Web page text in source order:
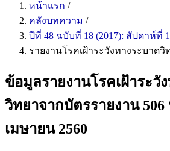
หน้าแรก /
คลังบทความ /
ปีที่ 48 ฉบับที่ 18 (2017): สัปดาห์ที่
รายงานโรคเฝ้าระวังทางระบาดวิ
ข้อมูลรายงานโรคเฝ้าระวั
วิทยาจากบัตรรายงาน 506
เมษายน 2560